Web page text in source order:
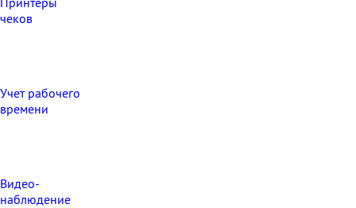
чеков
Учет рабочего
времени
Видео‑
наблюдение